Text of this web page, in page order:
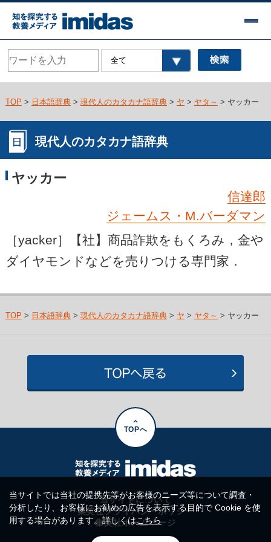
TOP > 日本語辞典> 現代人のカタカナ語辞典> ヤ > ヤタ～ > ヤッカー
現代人のカタカナ語辞典
ヤッカー
信達郎
ジェームス・M.バーダマン
［yacker］【社】商品詐欺をもくろみ，金や
ダイヤモンドなどを売りつける専門家．
TOP > 日本語辞典> 現代人のカタカナ語辞典> ヤ > ヤタ～ > ヤッカー
TOPへ
当サイトについて
集英社プライバシーポリシー
集英社ホームページ
当サイトでは当社の提携先等がお客様のニーズ等について調査・
分析したり、お客様にお勧めの広告を表示する目的で Cookie を使
用する場合があります。詳しくはこちら